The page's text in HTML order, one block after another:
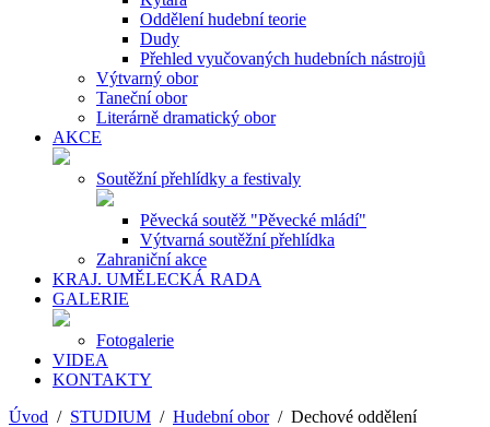
Oddělení hudební teorie
Dudy
Přehled vyučovaných hudebních nástrojů
Výtvarný obor
Taneční obor
Literárně dramatický obor
AKCE
Soutěžní přehlídky a festivaly
Pěvecká soutěž "Pěvecké mládí"
Výtvarná soutěžní přehlídka
Zahraniční akce
KRAJ. UMĚLECKÁ RADA
GALERIE
Fotogalerie
VIDEA
KONTAKTY
Úvod / STUDIUM / Hudební obor/ Dechové oddělení